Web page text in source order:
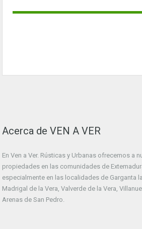
Acerca de VEN A VER
En Ven a Ver. Rústicas y Urbanas ofrecemos a
propiedades en las comunidades de
especialmente en las localidades de Garganta
Madrigal de la Vera, Valverde de la Vera,
Arenas de San Pedro.